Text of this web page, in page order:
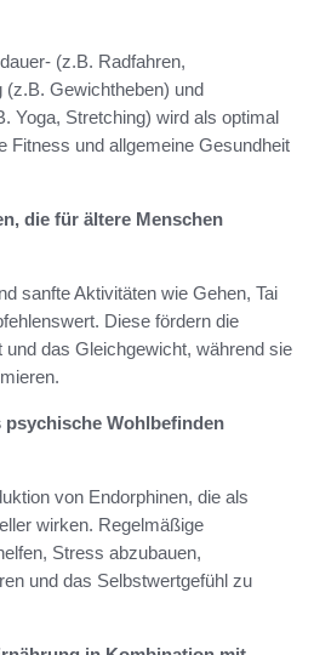
(z.B. Radfahren,
Gewichtheben) und
Yoga, Stretching) wird als optimal
Fitness und allgemeine Gesundheit
die für ältere Menschen
sanfte Aktivitäten wie Gehen, Tai
Diese fördern die
und das Gleichgewicht, während sie
psychische Wohlbefinden
von Endorphinen, die als
wirken. Regelmäßige
Stress abzubauen,
und das Selbstwertgefühl zu